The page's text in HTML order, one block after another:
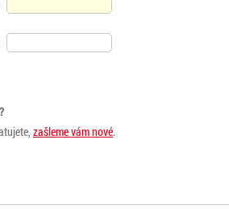
zašleme vám nové.